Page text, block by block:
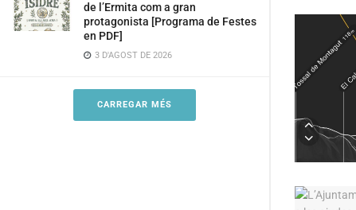
de l’Ermita com a gran
protagonista [Programa de Festes
en PDF]
3 D'AGOST DE 2026
CARREGAR MÉS